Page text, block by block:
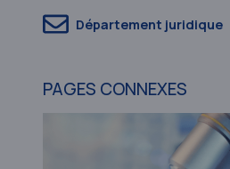
Département juridique
PAGES CONNEXES